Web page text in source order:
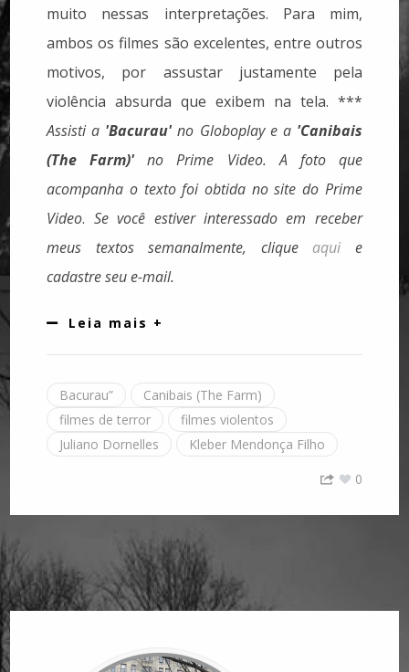
muito nessas interpretações. Para mim,
ambos os filmes são excelentes, entre outros
motivos, por assustar justamente pela
violência absurda que exibem na tela. ***
Assisti a 'Bacurau'no Globoplay e a 'Canibais
(The Farm)'no Prime Video.
A foto que
acompanha o texto foi obtida no site do Prime
Video. Se você estiver interessado em receber
meus textos semanalmente, clique aqui e
cadastre seu e-mail.
Leia mais +
Bacurau”
Canibais (The Farm)
filmes de terror
filmes violentos
Juliano Dornelles
Kleber Mendonça Filho
0